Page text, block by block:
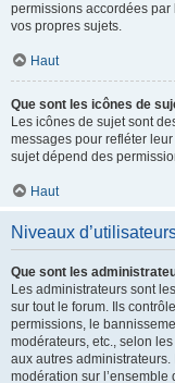
permissions accordées par
vos propres sujets.
Haut
Que sont les icônes de
Les icônes de sujet sont
messages pour refléter
sujet dépend des
Haut
Niveaux
Que sont les
Les administrateurs sont
sur tout le forum. Ils
permissions, le
modérateurs, etc., selon
aux autres
modération sur